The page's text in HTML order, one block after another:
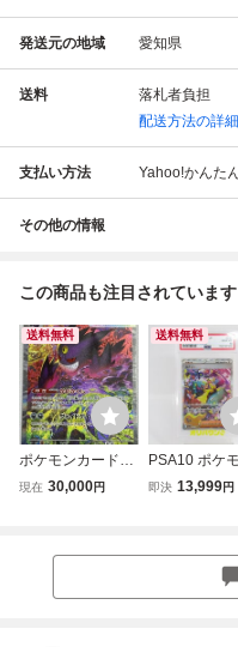
発送元の地域 愛知県
送料
落札者負担
配送方法の詳細
支払い方法 Yahoo!かんた
その他の情報
この商品も注目されています
送料無料
ポケモンカード
メガゲンガーex
現在 30,000円
送料無料
PSA10 ポケ
カードゲーム
即決 13,999円